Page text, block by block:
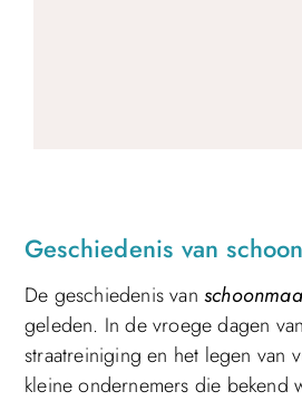
Geschiedenis van
De geschiedenis van
geleden. In de vroege dagen
straatreiniging en het legen van
kleine ondernemers die bekend